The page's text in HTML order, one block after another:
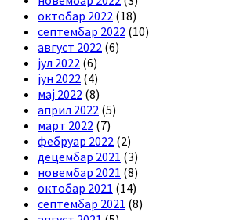
октобар 2022 (18)
септембар 2022 (10)
август 2022 (6)
јул 2022 (6)
јун 2022 (4)
мај 2022 (8)
април 2022 (5)
март 2022 (7)
фебруар 2022 (2)
децембар 2021 (3)
новембар 2021 (8)
октобар 2021 (14)
септембар 2021 (8)